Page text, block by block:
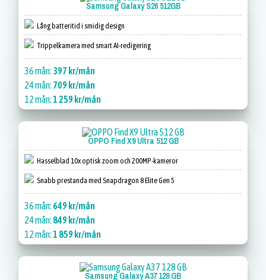
Samsung Galaxy S26 512GB
Lång batteritid i smidig design
Trippelkamera med smart AI-redigering
36 mån: 397 kr/mån
24 mån: 709 kr/mån
12 mån:1 259 kr/mån
OPPO Find X9 Ultra 512 GB
Hasselblad 10x optisk zoom och 200MP-kameror
Snabb prestanda med Snapdragon 8 Elite Gen 5
36 mån: 649 kr/mån
24 mån: 849 kr/mån
12 mån:1 859 kr/mån
Samsung Galaxy A37 128 GB